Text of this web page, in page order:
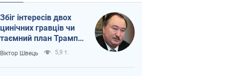
Збіг інтересів двох
цинічних гравців чи
таємний план Трампа
і Путіна?
Віктор Швець 5,9 т.